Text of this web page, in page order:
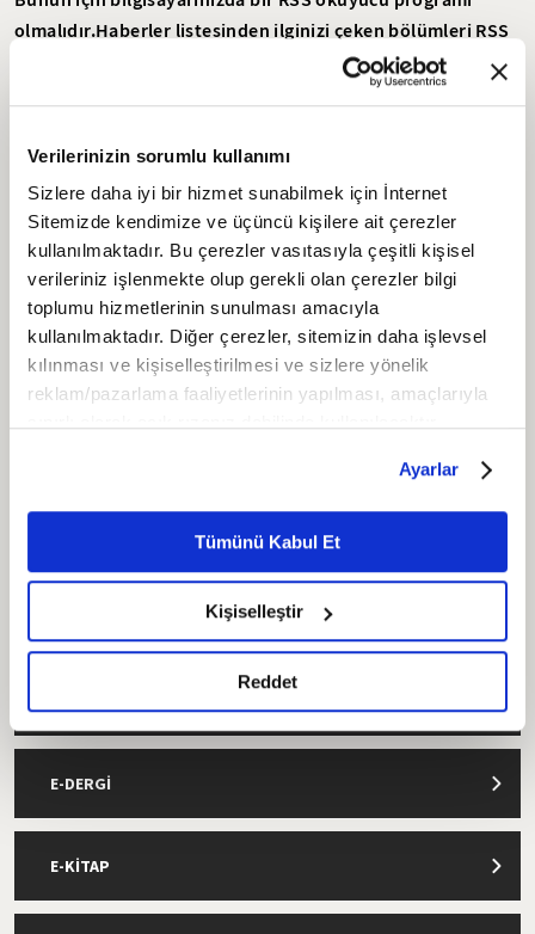
Verilerinizin sorumlu kullanımı
Sizlere daha iyi bir hizmet sunabilmek için İnternet
Sitemizde kendimize ve üçüncü kişilere ait çerezler
kullanılmaktadır. Bu çerezler vasıtasıyla çeşitli kişisel
verileriniz işlenmekte olup gerekli olan çerezler bilgi
toplumu hizmetlerinin sunulması amacıyla
kullanılmaktadır. Diğer çerezler, sitemizin daha işlevsel
kılınması ve kişiselleştirilmesi ve sizlere yönelik
reklam/pazarlama faaliyetlerinin yapılması, amaçlarıyla
belirleyebilirsiniz. Çerezlere ilişkin detaylı bilgi için
Ayarlar butonuna tıklayabilir,Çerez Bilgilendirme
Metnimizi ziyaret edebilirsiniz.
6698 sayılı Kişisel Verilerin Korunması Kanunu uyarınca
okumak ve sitemizi ziyaretiniz kapsamında
gerçekleştirilen veri işleme faaliyetleri ile ilgili daha
detaylı bilgi almak için lütfentıklayınız.
Ayarlar
Tümünü Kabul Et
Kişiselleştir
Reddet
olmalıdır.Haberler listesinden ilginizi çeken bölümleri RSS
okuyucu programınıza kayıt etmelisiniz.
Mesela; son dakika haberleriyle ilgileniyorsanız son dakika
bilgisayarınızdaki okuyucu programına eklemelisiniz.
Teknoloji haberleri size doğrudan gelsin istiyorsanız
teknoloji xml adresini okuyucu programınıza
tanıtmalısınız.Bazı tarayıcılar (Firefox, Opera, Safari, vb)
otomatik olarak RSS servisinden yararlanmanızı sağlar.
RSS LİSTESİ
E-DERGİ
E-KİTAP